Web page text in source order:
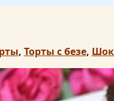
, Торты с безе,